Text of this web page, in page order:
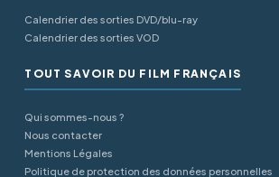
Calendrier des sorties DVD/blu-ray
Calendrier des sorties VOD
TOUT SAVOIR DU FILM FRANÇAIS
Qui sommes-nous ?
Nous contacter
Mentions Légales
Politique de protection des données personnelles